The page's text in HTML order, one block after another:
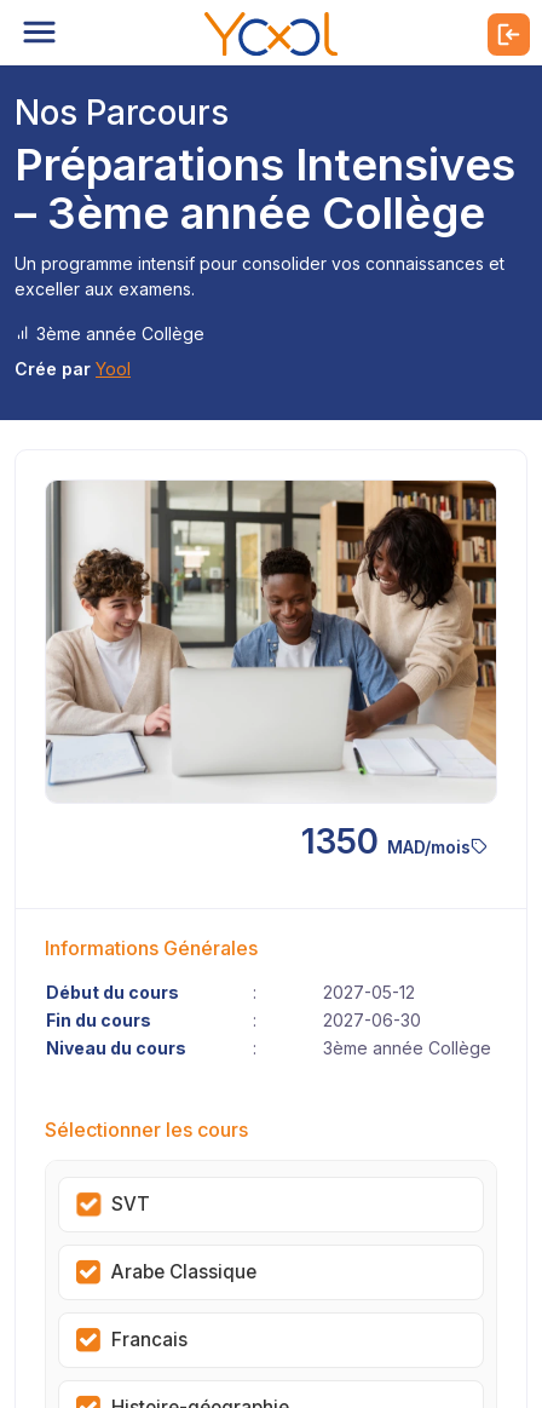
Nos Parcours
Préparations Intensives
– 3ème année Collège
Un programme intensif pour consolider vos connaissances et
exceller aux examens.
3ème année Collège
Crée par Yool
1350 MAD/mois
Informations Générales
Début du cours :
2027-05-12
Fin du cours
:
2027-06-30
Niveau du cours
: 3ème année Collège
Sélectionner les cours
SVT
Arabe Classique
Francais